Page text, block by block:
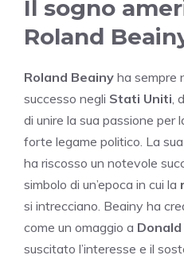
Il sogno
Roland
Roland Beainy ha sempre
successo negli Stati Uniti ,
di unire la sua passione per
forte legame politico. La
ha riscosso un notevole
simbolo di un’epoca in cui la
si intrecciano. Beainy ha
come un omaggio a
suscitato l’interesse e il